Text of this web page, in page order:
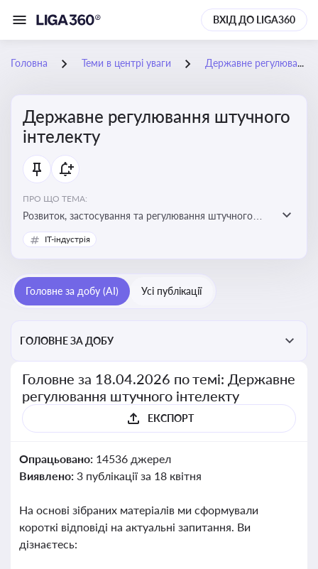
ВХІД ДО LIGA360
Головна Теми в центрі уваги Державне регулювання штучного інтелекту
Державне регулювання штучного
інтелекту
ПРО ЩО ТЕМА:
Розвиток, застосування та регулювання штучного
інтелекту в різних сферах — від управління бізнесом
до державного сектора
IT-індустрія
Головне за добу (AI) Усі публікації
ГОЛОВНЕ ЗА ДОБУ
Головне за 18.04.2026 по темі: Державне
регулювання штучного інтелекту
ЕКСПОРТ
Опрацьовано: 14536 джерел
Виявлено: 3 публікації за 18 квітня
На основі зібраних матеріалів ми сформували
короткі відповіді на актуальні запитання. Ви
дізнаєтесь: